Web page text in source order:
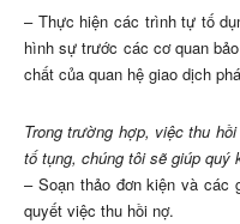
– Thực hiện các trình tự tố
hình sự trước các cơ quan
chất của quan hệ giao dịch
Trong trường hợp, việc thu
tố tụng, chúng tôi sẽ giúp quý
– Soạn thảo đơn kiện và các
quyết việc thu hồi nợ.